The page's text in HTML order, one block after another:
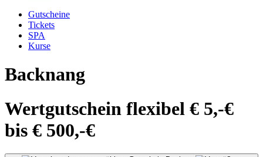
Gutscheine
Tickets
SPA
Kurse
Backnang
Wertgutschein flexibel € 5,-€
bis € 500,-€